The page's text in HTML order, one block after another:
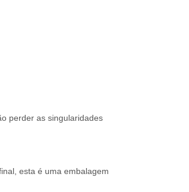
perder as singularidades
esta é uma embalagem